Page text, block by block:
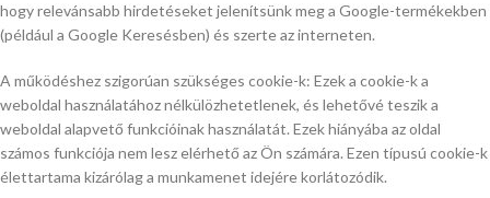
hogy relevánsabb hirdetéseket jelenítsünk meg a Google-termékekben
(például a Google Keresésben) és szerte az interneten.
A működéshez szigorúan szükséges cookie-k: Ezek a cookie-k a
weboldal használatához nélkülözhetetlenek, és lehetővé teszik a
weboldal alapvető funkcióinak használatát. Ezek hiányába az oldal
számos funkciója nem lesz elérhető az Ön számára. Ezen típusú cookie-k
élettartama kizárólag a munkamenet idejére korlátozódik.